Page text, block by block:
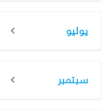
يوليو
سبتمبر